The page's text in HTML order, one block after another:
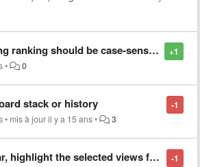
+1
ranking should be case-sensitive
• 0
-1
stack or history
• mis à jouril y a 15 ans• 3
-1
the selected views for all groups